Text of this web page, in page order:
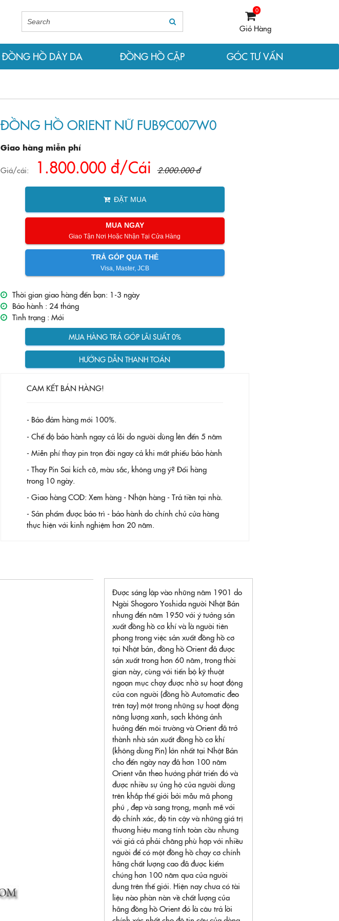
0
Giỏ Hàng
ĐỒNG HỒ DÂY DA ĐỒNG HỒ CẶP GÓC TƯ VẤN
ĐỒNG HỒ ORIENT NỮ FUB9C007W0
Giao hàng miễn phí
Giá/cái: 1.800.000 đ/Cái 2.000.000 đ
ĐẶT MUA
MUA NGAY
Giao Tận Nơi Hoặc Nhận Tại Cửa Hàng
TRẢ GÓP QUA THẺ
Visa, Master, JCB
Thời gian giao hàng đến bạn: 1-3 ngày
Bảo hành : 24 tháng
Tình trạng : Mới
MUA HÀNG TRẢ GÓP LÃI SUẤT 0%
HƯỚNG DẪN THANH TOÁN
CAM KẾT BÁN HÀNG!
- Bảo đảm hàng mới 100%.
- Chế độ bảo hành ngay cả lỗi do người dùng lên đến 5 năm
- Miễn phí thay pin trọn đời ngay cả khi mất phiếu bảo hành
- Thay Pin Sai kích cỡ, màu sắc, không ưng ý? Đổi hàng
trong 10 ngày.
- Giao hàng COD: Xem hàng - Nhận hàng - Trả tiền tại nhà.
- Sản phẩm được bảo trì - bảo hành do chính chủ cửa hàng
thực hiện với kinh nghiệm hơn 20 năm.
Được sáng lập vào những năm 1901 do
Ngài Shogoro Yoshida người Nhật Bản
nhưng đến năm 1950 với ý tưởng sản
xuất đồng hồ cơ khí và là người tiên
phong trong việc sản xuất đồng hồ cơ
tại Nhật bản, đồng hồ Orient đã được
sản xuất trong hơn 60 năm, trong thời
gian này, cùng với tiến bộ kỹ thuật
ngoạn mục chạy được nhờ sự hoạt động
của con người (đồng hồ Automatic đeo
trên tay) một trong những sự hoạt động
năng lượng xanh, sạch không ảnh
hưởng đến môi trường và Orient đã trở
thành nhà sản xuất đồng hồ cơ khí
(không dùng Pin) lớn nhất tại Nhật Bản
cho đến ngày nay đã hơn 100 năm
Orient vẫn theo hướng phát triển đó và
được nhiều sự ủng hộ của người dùng
trên khắp thế giới bởi mẫu mã phong
phú , đẹp và sang trọng, mạnh mẽ với
độ chính xác, độ tin cậy và những giá trị
thương hiệu mang tính toàn cầu nhưng
với giá cả phải chăng phù hợp với nhiều
người để có một đồng hồ chạy cơ chính
hãng chất lượng cao đã được kiểm
chúng hơn 100 năm qua của người
dung trên thế giới. Hiện nay chưa có tài
liệu nào phàn nàn về chất lượng của
hãng đồng hồ Orient đó là câu trả lời